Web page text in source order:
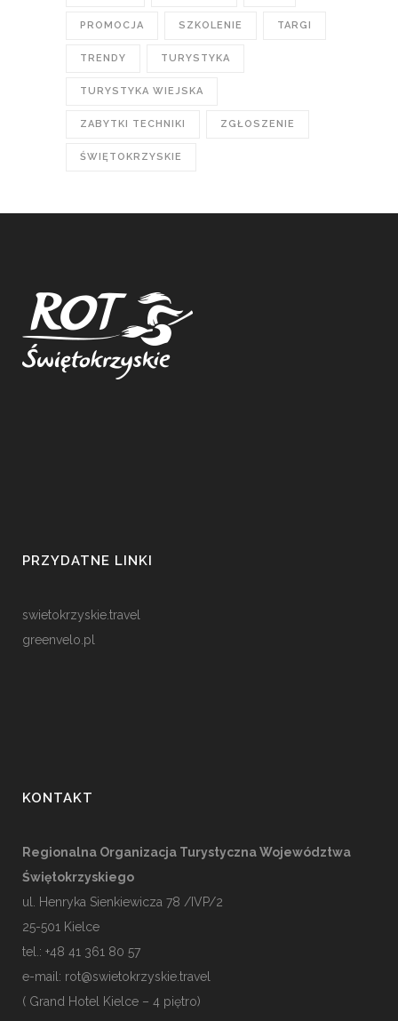
PROMOCJA SZKOLENIE TARGI
TRENDY TURYSTYKA
TURYSTYKA WIEJSKA
ZABYTKI TECHNIKI ZGŁOSZENIE
ŚWIĘTOKRZYSKIE
PRZYDATNE LINKI
swietokrzyskie.travel
greenvelo.pl
KONTAKT
Regionalna Organizacja Turystyczna Województwa
Świętokrzyskiego
ul. Henryka Sienkiewicza 78 /IVP/2
25-501 Kielce
tel.: +48 41 361 80 57
e-mail: rot@swietokrzyskie.travel
( Grand Hotel Kielce – 4 piętro)